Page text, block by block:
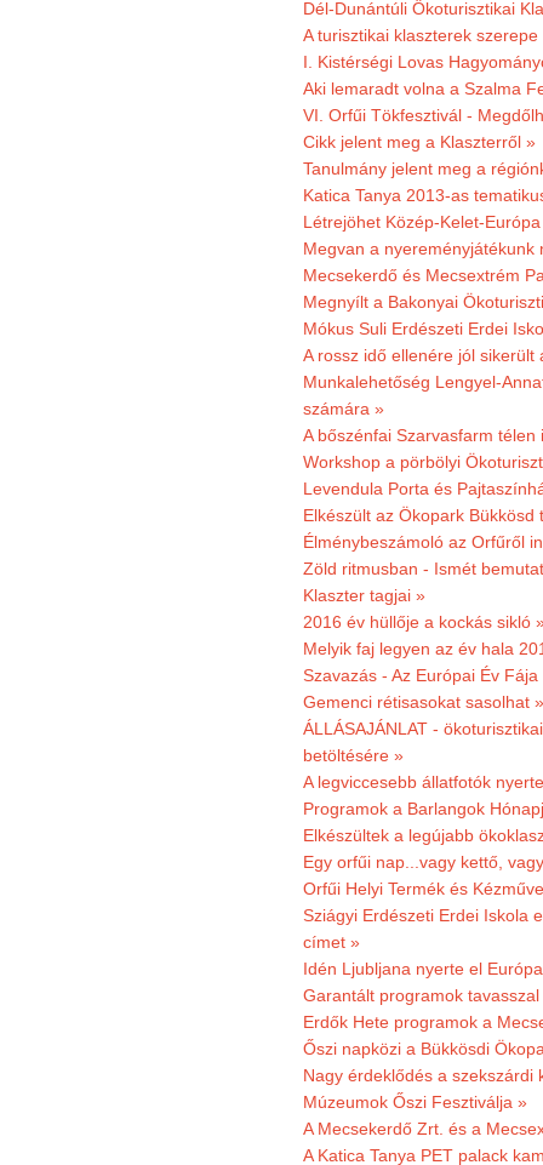
Dél-Dunántúli Ökoturisztikai
A turisztikai klaszterek
I. Kistérségi Lovas
Aki lemaradt volna a Szalma
VI. Orfűi Tökfesztivál -
Cikk jelent meg a Klaszterről »
Tanulmány jelent meg a
Katica Tanya 2013-as
Létrejöhet Közép-Kelet-
Megvan a nyereményjátékunk
Mecsekerdő és Mecsextrém
Megnyílt a Bakonyai
Mókus Suli Erdészeti Erdei
A rossz idő ellenére jól sikerült
Munkalehetőség Lengyel-
számára »
A bőszénfai Szarvasfarm
Workshop a pörbölyi
Levendula Porta és
Elkészült az Ökopark
Élménybeszámoló az Orfűről
Zöld ritmusban - Ismét
Klaszter tagjai »
2016 év hüllője a kockás sikló
Melyik faj legyen az év hala
Szavazás - Az Európai Év
Gemenci rétisasokat sasolhat »
ÁLLÁSAJÁNLAT -
betöltésére »
A legviccesebb állatfotók
Programok a Barlangok
Elkészültek a legújabb
Egy orfűi nap...vagy kettő,
Orfűi Helyi Termék és
Sziágyi Erdészeti Erdei Iskola
címet »
Idén Ljubljana nyerte el
Garantált programok tavasszal
Erdők Hete programok a
Őszi napközi a Bükkösdi
Nagy érdeklődés a szekszárdi
Múzeumok Őszi Fesztiválja »
A Mecsekerdő Zrt. és a
A Katica Tanya PET palack